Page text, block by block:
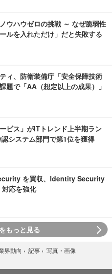
ウハウゼロの挑戦 ～ なぜ脆弱性
ルを入れただけ」だと失敗する
ィ、防衛装備庁「安全保障技術
題で「AA（想定以上の成果）」
ビス」がITトレンド上半期ラン
システム部門で第1位を獲得
を買収、Identity Security
応を強化
もっと見る
界動向 › 記事 › 写真・画像